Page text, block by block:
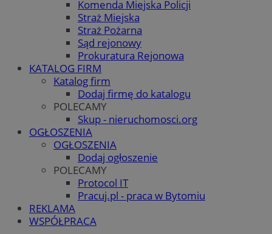
Komenda Miejska Policji
Straż Miejska
Straż Pożarna
Sąd rejonowy
Prokuratura Rejonowa
KATALOG FIRM
Katalog firm
Dodaj firmę do katalogu
POLECAMY
Skup - nieruchomosci.org
OGŁOSZENIA
OGŁOSZENIA
Dodaj ogłoszenie
POLECAMY
Protocol IT
Pracuj.pl - praca w Bytomiu
REKLAMA
WSPÓŁPRACA